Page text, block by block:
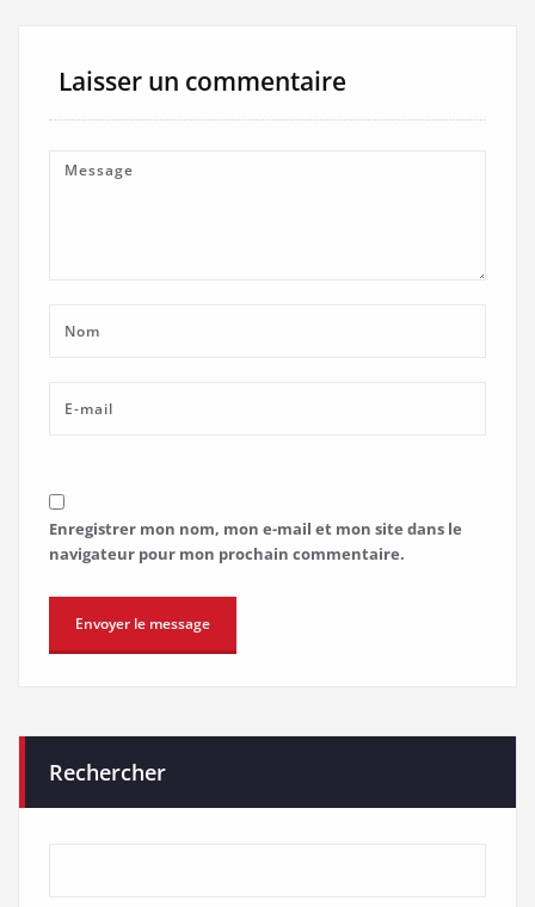
Laisser un commentaire
Enregistrer mon nom, mon e-mail et mon site dans le
navigateur pour mon prochain commentaire.
Rechercher